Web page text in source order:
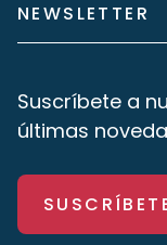
NEWSLETTER
Suscríbete a
últimas